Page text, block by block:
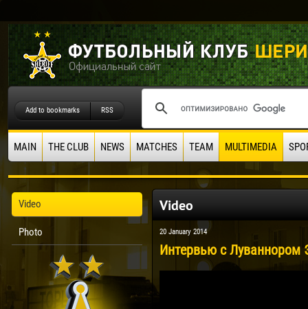
Add to bookmarks RSS
MAIN THE CLUB NEWS MATCHES TEAM MULTIMEDIA
Video
Photo
Video
20 January 2014
Интервью с Луваннором